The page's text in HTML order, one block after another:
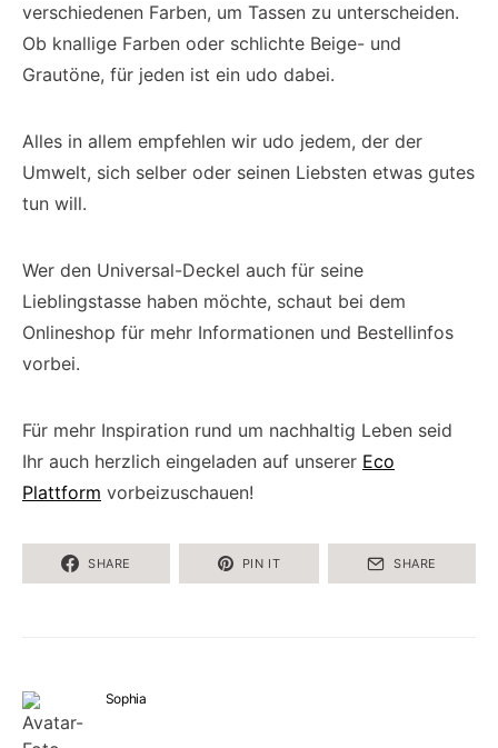
verschiedenen Farben, um Tassen zu unterscheiden.
Ob knallige Farben oder schlichte Beige- und
Grautöne, für jeden ist ein udo dabei.
Alles in allem empfehlen wir udo jedem, der der
Umwelt, sich selber oder seinen Liebsten etwas gutes
tun will.
Wer den Universal-Deckel auch für seine
Lieblingstasse haben möchte, schaut bei dem
Onlineshop für mehr Informationen und Bestellinfos
vorbei.
Für mehr Inspiration rund um nachhaltig Leben seid
Ihr auch herzlich eingeladen auf unserer Eco
Plattform vorbeizuschauen!
SHARE PIN IT SHARE
Sophia